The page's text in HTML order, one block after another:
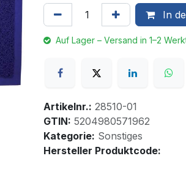
In
Auf Lager – Versand in 1–2
Artikelnr.: 28510-01
GTIN: 5204980571962
Kategorie: Sonstiges
Hersteller Produktcode: